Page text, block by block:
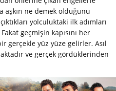
ne demek olduğunu
yolculuktaki ilk adımları
geçmişin kapısını her
gerçekle yüz yüze gelirler. Asıl
ve gerçek gördüklerinden